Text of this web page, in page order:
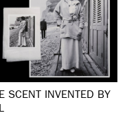
SCENT INVENTED BY